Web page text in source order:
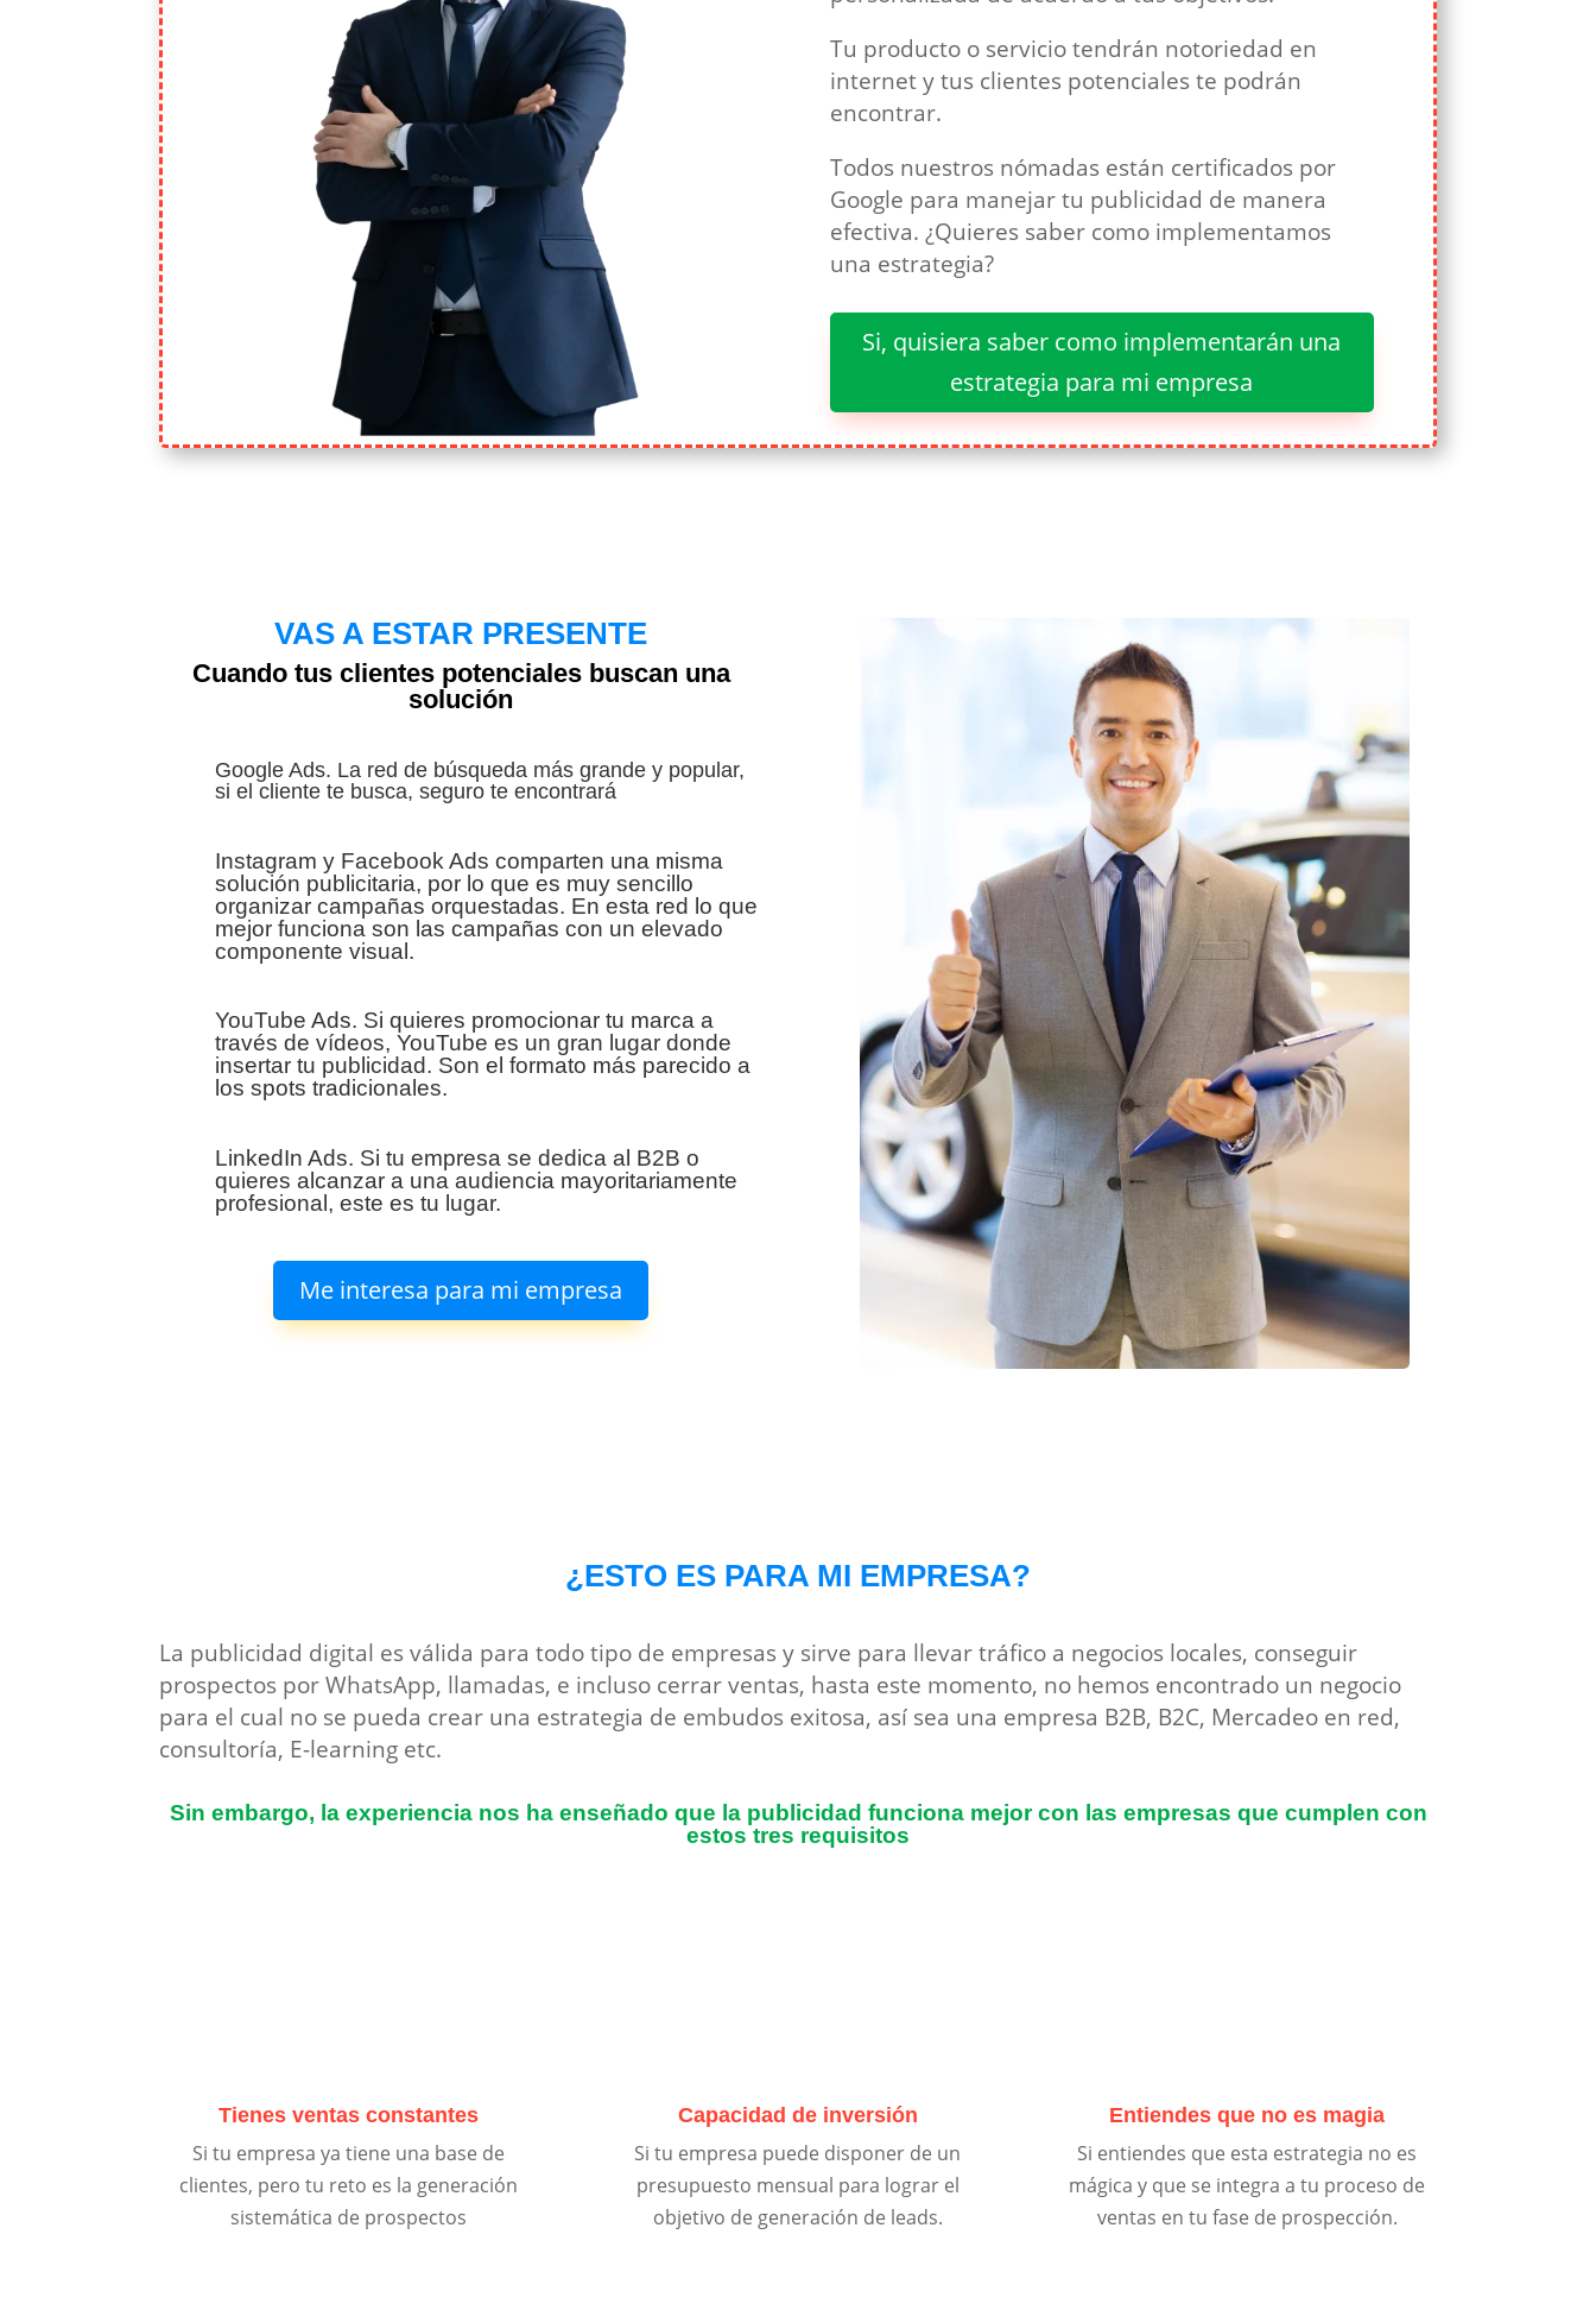
Tu producto o servicio tendrán notoriedad en
internet y tus clientes potenciales te podrán
encontrar.
Todos nuestros nómadas están certificados por
Google para manejar tu publicidad de manera
efectiva. ¿Quieres saber como implementamos
una estrategia?
Si, quisiera saber como implementarán una
estrategia para mi empresa
VAS A ESTAR PRESENTE
Cuando tus clientes potenciales buscan una
solución
Google Ads. La red de búsqueda más grande y popular,
si el cliente te busca, seguro te encontrará
Instagram y Facebook Ads comparten una misma
solución publicitaria, por lo que es muy sencillo
organizar campañas orquestadas. En esta red lo que
mejor funciona son las campañas con un elevado
componente visual.
YouTube Ads. Si quieres promocionar tu marca a
través de vídeos, YouTube es un gran lugar donde
insertar tu publicidad. Son el formato más parecido a
los spots tradicionales.
LinkedIn Ads. Si tu empresa se dedica al B2B o
quieres alcanzar a una audiencia mayoritariamente
profesional, este es tu lugar.
Me interesa para mi empresa
¿ESTO ES PARA MI EMPRESA?
La publicidad digital es válida para todo tipo de empresas y sirve para llevar tráfico a negocios locales, conseguir
prospectos por WhatsApp, llamadas, e incluso cerrar ventas, hasta este momento, no hemos encontrado un negocio
para el cual no se pueda crear una estrategia de embudos exitosa, así sea una empresa B2B, B2C, Mercadeo en red,
consultoría, E-learning etc.
Sin embargo, la experiencia nos ha enseñado que la publicidad funciona mejor con las empresas que cumplen con
estos tres requisitos
Tienes ventas constantes
Si tu empresa ya tiene una base de
clientes, pero tu reto es la generación
sistemática de prospectos
Capacidad de inversión
Si tu empresa puede disponer de un
presupuesto mensual para lograr el
objetivo de generación de leads.
Entiendes que no es magia
Si entiendes que esta estrategia no es
mágica y que se integra a tu proceso de
ventas en tu fase de prospección.